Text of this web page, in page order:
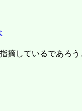
摘しているであろ